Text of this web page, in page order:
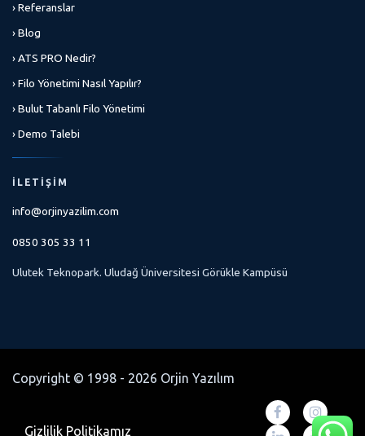
› Referanslar
› Blog
› ATS PRO Nedir?
› Filo Yönetimi Nasıl Yapılır?
› Bulut Tabanlı Filo Yönetimi
› Demo Talebi
İLETIŞIM
info@orjinyazilim.com
0850 305 33 11
Ulutek Teknopark. Uludağ Üniversitesi Görükle Kampüsü
Copyright © 1998 - 2026 Orjin Yazılım
Gizlilik Politikamız